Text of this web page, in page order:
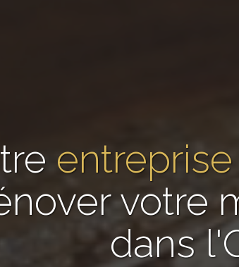
votre
dans